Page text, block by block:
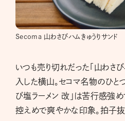
Secoma 山わさびハムきゅうりサンド
いつも売り切れだった「山わさび
入した横山。セコマ名物のひと
び塩ラーメン 改」は苦行感強め
控えめで爽やかな印象。拍子抜